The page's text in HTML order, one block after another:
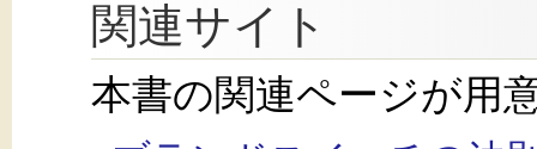
関連サイト
本書の関連ページが用